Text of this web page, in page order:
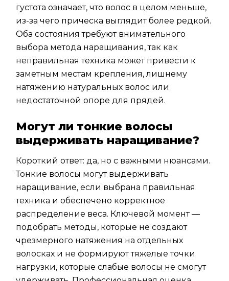
густота означает, что волос в целом меньше,
из-за чего прическа выглядит более редкой.
Оба состояния требуют внимательного
выбора метода наращивания, так как
неправильная техника может привести к
заметным местам крепления, лишнему
натяжению натуральных волос или
недостаточной опоре для прядей.
Могут ли тонкие волосы
выдерживать наращивание?
Короткий ответ: да, но с важными нюансами.
Тонкие волосы могут выдерживать
наращивание, если выбрана правильная
техника и обеспечено корректное
распределение веса. Ключевой момент —
подобрать методы, которые не создают
чрезмерного натяжения на отдельных
волосках и не формируют тяжелые точки
нагрузки, которые слабые волосы не смогут